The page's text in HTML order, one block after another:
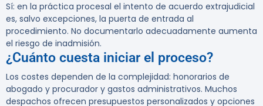
Sí: en la práctica procesal el intento de acuerdo extrajudicial
es, salvo excepciones, la puerta de entrada al
procedimiento. No documentarlo adecuadamente aumenta
el riesgo de inadmisión.
¿Cuánto cuesta iniciar el proceso?
Los costes dependen de la complejidad: honorarios de
abogado y procurador y gastos administrativos. Muchos
despachos ofrecen presupuestos personalizados y opciones